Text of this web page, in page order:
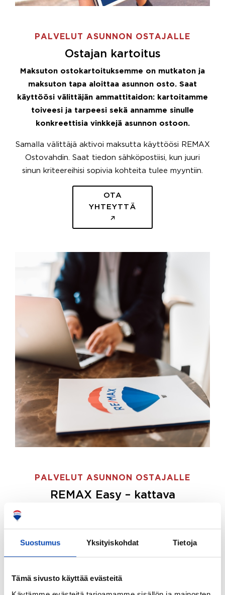
Suostumus Yksityiskohdat Tietoja
Tämä sivusto käyttää evästeitä
PALVELUT ASUNNON OSTAJALLE
Ostajan kartoitus
Maksuton ostokartoituksemme on mutkaton ja
maksuton tapa aloittaa asunnon osto. Saat
käyttöösi välittäjän ammattitaidon: kartoitamme
toiveesi ja tarpeesi sekä annamme sinulle
konkreettisia vinkkejä asunnon ostoon.
Samalla välittäjä aktivoi maksutta käyttöösi REMAX
Ostovahdin. Saat tiedon sähköpostiisi, kun juuri
sinun kriteereihisi sopivia kohteita tulee myyntiin.
OTA
YHTEYTTÄ
PALVELUT ASUNNON OSTAJALLE
REMAX Easy – kattava
ostajille.
Tee ostotoimeksianto ja etsimme juuri